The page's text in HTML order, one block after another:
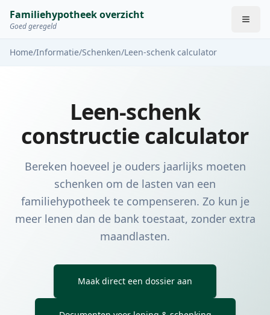
Familiehypotheek overzicht
Goed geregeld
Home/Informatie/Schenken/Leen-schenk calculator
Leen-schenk
constructie calculator
Bereken hoeveel je ouders jaarlijks moeten
schenken om de lasten van een
familiehypotheek te compenseren. Zo kun je
meer lenen dan de bank toestaat, zonder extra
maandlasten.
Maak direct een dossier aan